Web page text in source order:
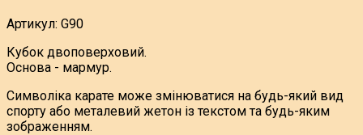
Артикул: G90
Кубок двоповерховий.
Основа - мармур.
Символіка карате може змінюватися на будь-який вид
спорту або металевий жетон із текстом та будь-яким
зображенням.